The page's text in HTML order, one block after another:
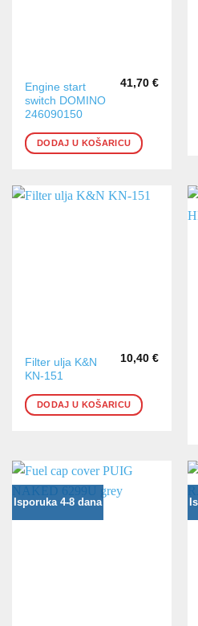
Engine start
switch DOMINO
246090150
41,70 €
DODAJ U KOŠARICU
Filter ulja K&N
KN-151
10,40 €
DODAJ U KOŠARICU
Isporuka 4-8 dana